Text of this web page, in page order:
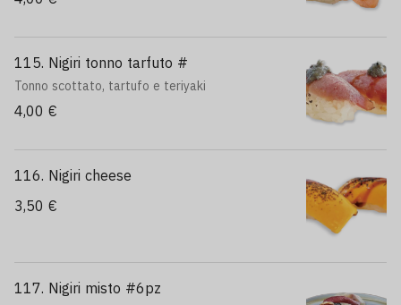
115. Nigiri tonno tarfuto #
Tonno scottato, tartufo e teriyaki
4,00 €
116. Nigiri cheese
3,50 €
117. Nigiri misto #6pz